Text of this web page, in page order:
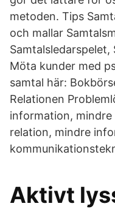
metoden. Tips
och mallar
Samtalsledarspelet,
Möta kunder med
samtal här:
Relationen
information, mindre
relation, mindre
Aktivt